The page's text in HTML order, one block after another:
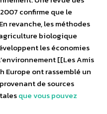
confirme que le
revanche, les méthodes
biologique
les économies
[[Les Amis
Europe ont rassemblé un
de sources
que vous pouvez